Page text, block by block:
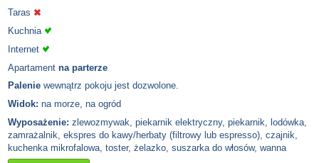
Taras
Kuchnia
Internet
Apartament na parterze
Palenie wewnątrz pokoju jest dozwolone.
Widok: na morze, na ogród
Wyposażenie: zlewozmywak, piekarnik elektryczny, piekarnik, lodówka,
zamrażalnik, ekspres do kawy/herbaty (filtrowy lub espresso), czajnik,
kuchenka mikrofalowa, toster, żelazko, suszarka do włosów, wanna